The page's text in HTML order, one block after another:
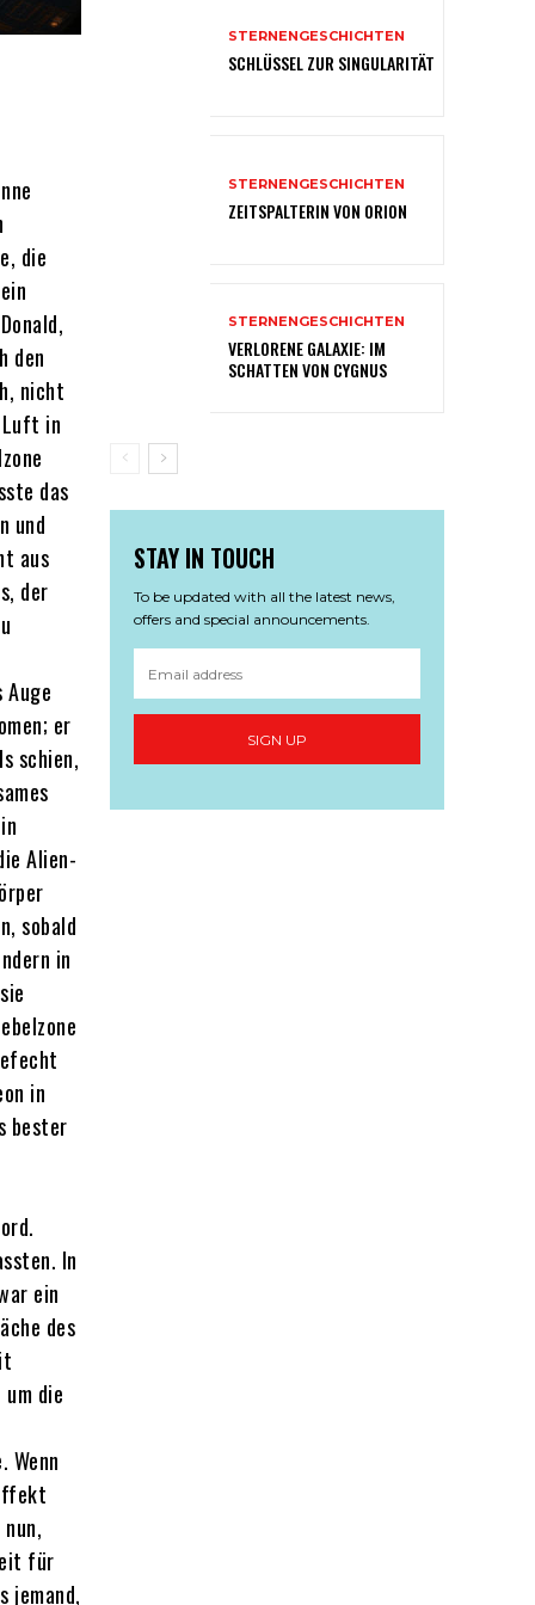
die
den
nicht
Luft in
das
und
aus
der
er
schien,
Alien-
sobald
in
in
bester
In
ein
des
die
Wenn
für
jemand,
STERNENGESCHICHTEN
SCHLÜSSEL ZUR SINGULARITÄT
STERNENGESCHICHTEN
ZEITSPALTERIN VON ORION
STERNENGESCHICHTEN
VERLORENE GALAXIE: IM
SCHATTEN VON CYGNUS
STAY IN TOUCH
To be updated with all the latest news,
offers and special announcements.
SIGN UP